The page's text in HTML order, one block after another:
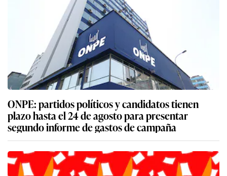
ONPE: partidos políticos y candidatos tienen
plazo hasta el 24 de agosto para presentar
segundo informe de gastos de campaña